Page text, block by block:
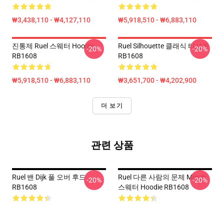
₩3,438,110 - ₩4,127,110 ₩5,918,510 - ₩6,883,110
진통제 Ruel 스웨터 Hoodie
RB1608
₩5,918,510 - ₩6,883,110
-20%
Ruel Silhouette 클래식 티셔츠
RB1608
₩3,651,700 - ₩4,202,900
-20%
더 보기
관련 상품
Ruel 밴 Dijk 풀 오버 후드
RB1608
-20%
Ruel 다른 사람의 문제 Merch
스웨터 Hoodie RB1608
-20%